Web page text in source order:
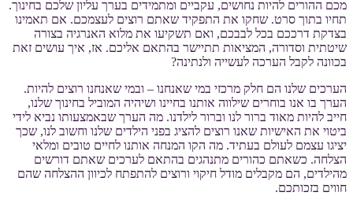
מכם ההורים להיות נחושים, עקביים ומתמידים בערך עליון שלכם בחינוך.
תחיו בתוך סרט. שחקו את התפקיד שאתם רוצים לעצמכם. אם תאמינו
בצדקת דרככם בכל לבבכם, ואם תשקיעו את מלוא האנרגיה בצורה
שיטתית וסדורה, המציאות תתיישר בהתאם אליכם. אז, איך עושים זאת
בכוונה לקבל הערכה לעשייה ולנתינה?
הערכים שלנו הם חלק מרכזי במי שאנחנו – ובמי שאנחנו רוצים להיות.
הערך בו אנו בוחרים שילווה אותנו בחיינו ושיהיה המוביל בחינוך שלנו,
חייב להיות מאוד ברור לנו וברור לילדנו. מה הערך שבאמצעותו נביא לידי
ביטוי את האישיות שאנו רוצים להציג בפני הילדים שלנו וחשוב לנו, שכך
יציגו עצמם לעולם בעתיד. מה הקו המנחה אותנו לחיים טובים ומלאי
הצלחה. כשאתם כהורים מתנהגים בהתאם לערכים שאתם דורשים
מהילדים, הם מקבלים מודל חיקוי ורוצים להתפתח לכיוון ההצלחה שהם
חווים בזכותכם.